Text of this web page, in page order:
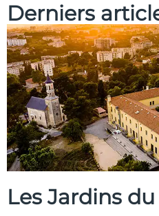
Derniers
Les Jardins